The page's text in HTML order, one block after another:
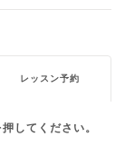
レッスン予約
してください。